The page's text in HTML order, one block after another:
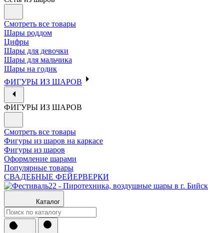
Смотреть все товары
Шары роддом
Цифры
Шары для девочки
Шары для мальчика
Шары на годик
ФИГУРЫ ИЗ ШАРОВ
ФИГУРЫ ИЗ ШАРОВ
Смотреть все товары
Фигуры из шаров на каркасе
Фигуры из шаров
Оформление шарами
Популярные товары
СВАДЕБНЫЕ ФЕЙЕРВЕРКИ
Каталог